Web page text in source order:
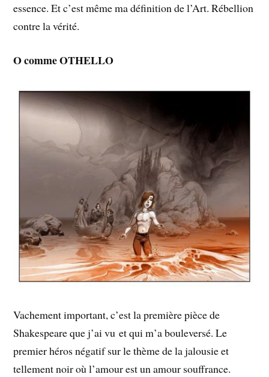
essence. Et c’est même ma définition de l’Art. Rébellion
contre la vérité.
O comme OTHELLO
Vachement important, c’est la première pièce de
Shakespeare que j’ai vu et qui m’a bouleversé. Le
premier héros négatif sur le thème de la jalousie et
tellement noir où l’amour est un amour souffrance.